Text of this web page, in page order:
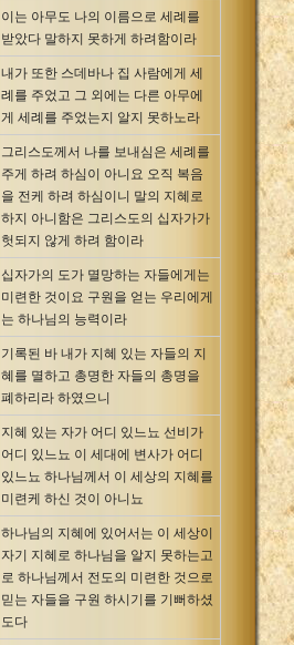
이는 아무도 나의 이름으로 세례를
받았다 말하지 못하게 하려함이라
내가 또한 스데바나 집 사람에게 세
례를 주었고 그 외에는 다른 아무에
게 세례를 주었는지 알지 못하노라
그리스도께서 나를 보내심은 세례를
주게 하려 하심이 아니요 오직 복음
을 전케 하려 하심이니 말의 지혜로
하지 아니함은 그리스도의 십자가가
헛되지 않게 하려 함이라
십자가의 도가 멸망하는 자들에게는
미련한 것이요 구원을 얻는 우리에게
는 하나님의 능력이라
기록된 바 내가 지혜 있는 자들의 지
혜를 멸하고 총명한 자들의 총명을
폐하리라 하였으니
지혜 있는 자가 어디 있느뇨 선비가
어디 있느뇨 이 세대에 변사가 어디
있느뇨 하나님께서 이 세상의 지혜를
미련케 하신 것이 아니뇨
하나님의 지혜에 있어서는 이 세상이
자기 지혜로 하나님을 알지 못하는고
로 하나님께서 전도의 미련한 것으로
믿는 자들을 구원 하시기를 기뻐하셨
도다